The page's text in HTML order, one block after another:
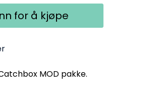
for å kjøpe
MOD pakke.